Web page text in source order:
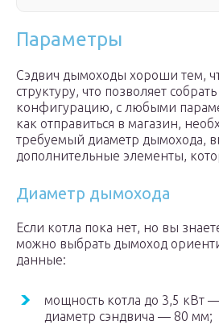
Параметры
Сэдвич дымоходы хороши тем,
структуру, что позволяет
конфигурацию, с любыми
как отправиться в магазин,
требуемый диаметр дымохода,
дополнительные элементы,
Диаметр дымохода
Если котла пока нет, но вы
можно выбрать дымоход
данные:
мощность котла до 3,5 кВт
диаметр сэндвича — 80 мм;